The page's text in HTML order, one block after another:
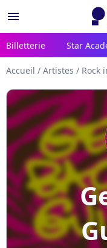
menu
Billetterie Star
Accueil / Artistes / Rock